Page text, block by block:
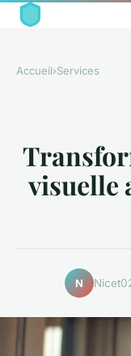
Accueil›Services
visuelle
N Nicet